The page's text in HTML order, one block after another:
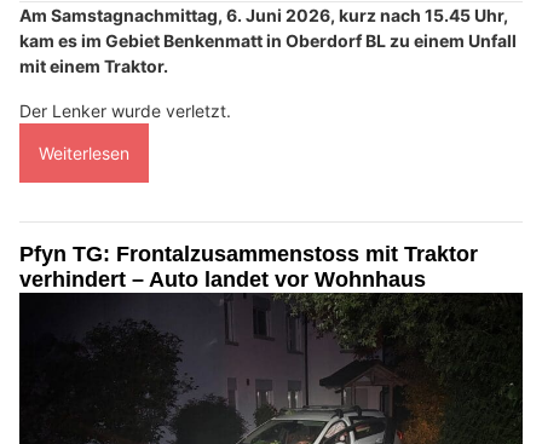
Am Samstagnachmittag, 6. Juni 2026, kurz nach 15.45 Uhr,
kam es im Gebiet Benkenmatt in Oberdorf BL zu einem Unfall
mit einem Traktor.
Der Lenker wurde verletzt.
Weiterlesen
Pfyn TG: Frontalzusammenstoss mit Traktor
verhindert – Auto landet vor Wohnhaus